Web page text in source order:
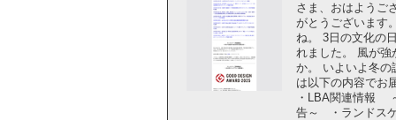
さま、おはようご
がとうございます
ね。 3日の文化の
れました。 風が強
か。 いよいよ冬
は以下の内容で
・LBA関連情報
告～ ・ランドス